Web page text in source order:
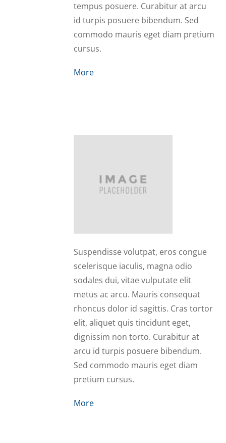
tempus posuere. Curabitur at arcu
id turpis posuere bibendum. Sed
commodo mauris eget diam pretium
cursus.
More
Sassy
Suspendisse volutpat, eros congue
scelerisque iaculis, magna odio
sodales dui, vitae vulputate elit
metus ac arcu. Mauris consequat
rhoncus dolor id sagittis. Cras tortor
elit, aliquet quis tincidunt eget,
dignissim non torto. Curabitur at
arcu id turpis posuere bibendum.
Sed commodo mauris eget diam
pretium cursus.
More